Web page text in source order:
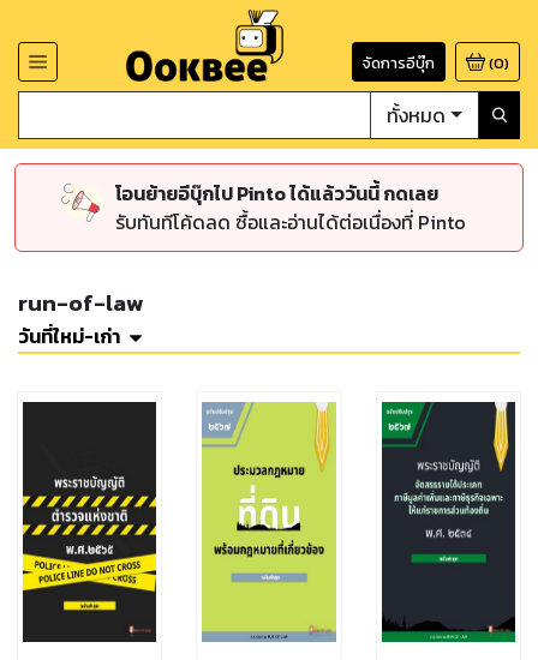
จัดการอีบุ๊ก (0)
ทั้งหมด
โอนย้ายอีบุ๊กไป Pinto ได้แล้ววันนี้ กดเลย
รับทันทีโค้ดลด ซื้อและอ่านได้ต่อเนื่องที่ Pinto
run-of-law
วันที่ใหม่-เก่า